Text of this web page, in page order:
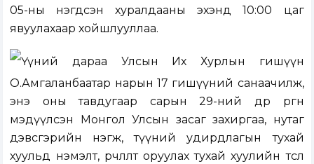
05-ны нэгдсэн хуралдааны эхэнд 10:00 цаг
явуулахаар хойшлууллаа.
Үүний дараа Улсын Их Хурлын гишүүн
О.Амгаланбаатар нарын 17 гишүүний санаачилж,
энэ оны тавдугаар сарын 29-ний өдөр өргөн
мэдүүлсэн Монгол Улсын засаг захиргаа, нутаг
дэвсгэрийн нэгж, түүний удирдлагын тухай
хуульд нэмэлт, өөрчлөлт оруулах тухай хуулийн төсөл